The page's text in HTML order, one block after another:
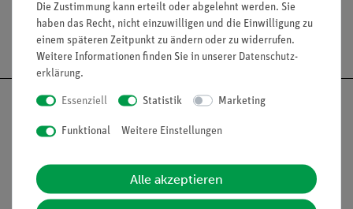
Versandkostenfrei ab 300,- €
Die Zustimmung kann erteilt oder abgelehnt werden. Sie
haben das Recht, nicht einzuwilligen und die Einwilligung zu
einem späteren Zeitpunkt zu ändern oder zu widerrufen.
Weitere Informationen finden Sie in unserer Daten­schutz­
erklärung.
Essenziell Statistik Marketing
Funktional Weitere Einstellungen
Alle akzeptieren